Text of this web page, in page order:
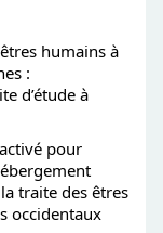
humains à
:
d’étude à
pour
traite des êtres
occidentaux